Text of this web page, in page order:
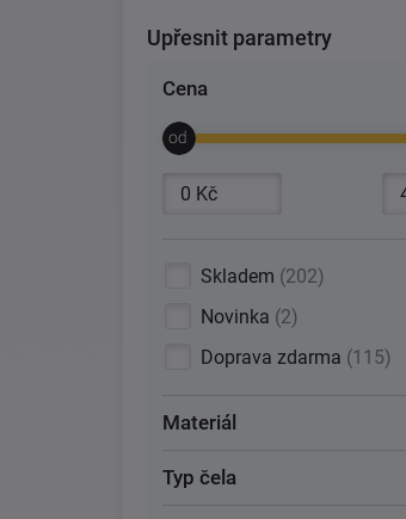
Upřesnit parametry
Cena
Skladem 202
Novinka 2
Doprava zdarma 115
Materiál
Typ čela